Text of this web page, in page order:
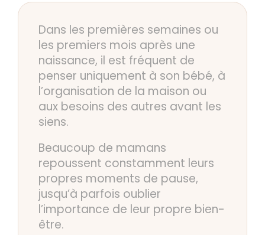
Dans les premières semaines ou
les premiers mois après une
naissance, il est fréquent de
penser uniquement à son bébé, à
l’organisation de la maison ou
aux besoins des autres avant les
siens.
Beaucoup de mamans
repoussent constamment leurs
propres moments de pause,
jusqu’à parfois oublier
l’importance de leur propre bien-
être.